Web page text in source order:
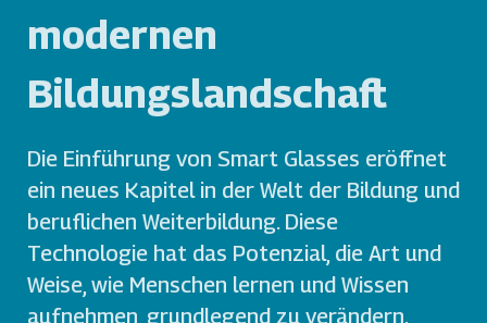
modernen
Bildungslandschaft
Die Einführung von Smart Glasses eröffnet
ein neues Kapitel in der Welt der Bildung und
beruflichen Weiterbildung. Diese
Technologie hat das Potenzial, die Art und
Weise, wie Menschen lernen und Wissen
aufnehmen, grundlegend zu verändern.